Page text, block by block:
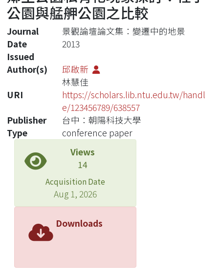
公園與艋舺公園之比較
Journal
景觀論壇論文集：變遷中的地景
Date
Issued
2013
Author(s)
邱啟新
林慧佳
URI
https://scholars.lib.ntu.edu.tw/handl
e/123456789/638557
Publisher
台中：朝陽科技大學
Type
conference paper
Views
14
Acquisition Date
Aug 1, 2026
Downloads